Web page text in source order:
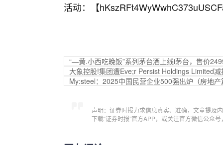
活动：【
“—黄.小西吃晚饭”系列茅台酒上线i茅台，售价
大象控股!集团遭Eve;r Persist Holdings Limited
My:steel：2025中国民营企业500强出炉（房地产
声明：证券时报力求信息真实、准确，文章提及
下载“证券时报”官方APP，或关注官方微信公众